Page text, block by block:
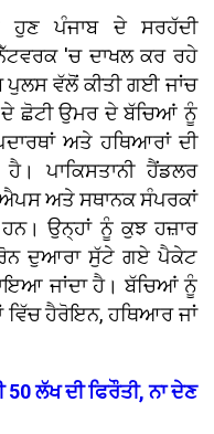
ਹੁਣ ਪੰਜਾਬ ਦੇ ਸਰਹੱਦੀ
'ਚ ਦਾਖਲ ਕਰ ਰਹੇ
ਵੱਲੋਂ ਕੀਤੀ ਗਈ ਜਾਂਚ
ਦੇ ਛੋਟੀ ਉਮਰ ਦੇ ਬੱਚਿਆਂ ਨੂੰ
ਅਤੇ ਹਥਿਆਰਾਂ ਦੀ
ਪਾਕਿਸਤਾਨੀ ਹੈਂਡਲਰ
ਅਤੇ ਸਥਾਨਕ ਸੰਪਰਕਾਂ
ਹਨ। ਉਨ੍ਹਾਂ ਨੂੰ ਕੁਝ ਹਜ਼ਾਰ
ਦੁਆਰਾ ਸੁੱਟੇ ਗਏ ਪੈਕੇਟ
ਜਾਂਦਾ ਹੈ। ਬੱਚਿਆਂ ਨੂੰ
ਵਿੱਚ ਹੈਰੋਇਨ, ਹਥਿਆਰ ਜਾਂ
ਲੱਖ ਦੀ ਫਿਰੌਤੀ, ਨਾ ਦੇਣ